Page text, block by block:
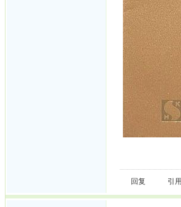
回复 引用